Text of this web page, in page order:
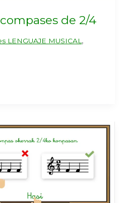
de 2/4
LENGUAJE MUSICAL,